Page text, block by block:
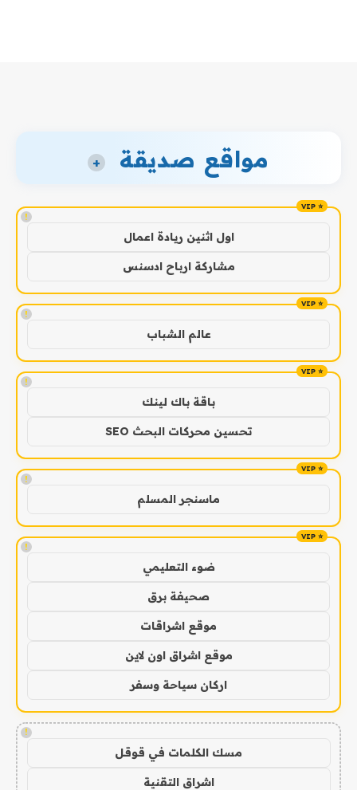
مواقع صديقة +
!
اول اثنين ريادة اعمال
مشاركة ارباح ادسنس
!
عالم الشباب
!
باقة باك لينك
تحسين محركات البحث SEO
!
ماسنجر المسلم
!
ضوء التعليمي
صحيفة برق
موقع اشراقات
موقع اشراق اون لاين
اركان سياحة وسفر
!
مسك الكلمات في قوقل
اشراق التقنية